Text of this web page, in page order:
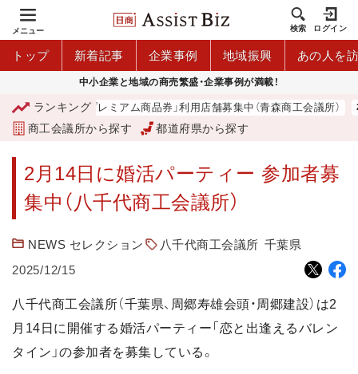
メニュー 検索 ログイン
トップ 新着記事 企業事例 地域振興 あの人を
中小企業と地域の商売繁盛・企業事例が満載！
ランキング
「青森市プレミアム商品券」利用店舗募集中（青森商工会議所）
商工会議所から探す 都道府県から探す
2月14日に婚活パーティー 参加者募
集中（八千代商工会議所）
NEWS セレクション 八千代商工会議所 千葉県
2025/12/15
八千代商工会議所（千葉県、周郷寿雄会頭・周郷建設）は2
月14日に開催する婚活パーティー「恋と出逢えるバレン
タイン」の参加者を募集している。